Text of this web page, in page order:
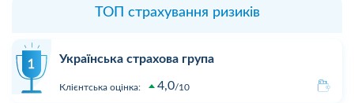
ТОП страхування ризиків
Українська страхова група
Клієнтська оцінка: 4,0 10